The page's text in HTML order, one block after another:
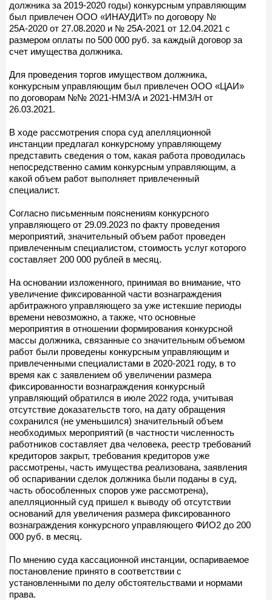
должника за 2019-2020 годы) конкурсным управляющим
был привлечен ООО «ИНАУДИТ» по договору №
25А-2020 от 27.08.2020 и № 25А-2021 от 12.04.2021 с
размером оплаты по 500 000 руб. за каждый договор за
счет имущества должника.
Для проведения торгов имуществом должника,
конкурсным управляющим был привлечен ООО «ЦАИ»
по договорам №№ 2021-НМЗ/А и 2021-НМЗ/Н от
26.03.2021.
В ходе рассмотрения спора суд апелляционной
инстанции предлагал конкурсному управляющему
представить сведения о том, какая работа проводилась
непосредственно самим конкурсным управляющим, а
какой объем работ выполняет привлеченный
специалист.
Согласно письменным пояснениям конкурсного
управляющего от 29.09.2023 по факту проведения
мероприятий, значительный объем работ проведен
привлеченным специалистом, стоимость услуг которого
составляет 200 000 рублей в месяц.
На основании изложенного, принимая во внимание, что
увеличение фиксированной части вознаграждения
арбитражного управляющего за уже истекшие периоды
времени невозможно, а также, что основные
мероприятия в отношении формирования конкурсной
массы должника, связанные со значительным объемом
работ были проведены конкурсным управляющим и
привлеченными специалистами в 2020-2021 году, в то
время как с заявлением об увеличении размера
фиксированности вознаграждения конкурсный
управляющий обратился в июле 2022 года, учитывая
отсутствие доказательств того, на дату обращения
сохранился (не уменьшился) значительный объем
необходимых мероприятий (в частности численность
работников составляет два человека, реестр требований
кредиторов закрыт, требования кредиторов уже
рассмотрены, часть имущества реализована, заявления
об оспаривании сделок должника были поданы в суд,
часть обособленных споров уже рассмотрена),
апелляционный суд пришел к выводу об отсутствии
оснований для увеличения размера фиксированного
вознаграждения конкурсного управляющего ФИО2 до 200
000 руб. в месяц.
По мнению суда кассационной инстанции, оспариваемое
постановление принято в соответствии с
установленными по делу обстоятельствами и нормами
права.